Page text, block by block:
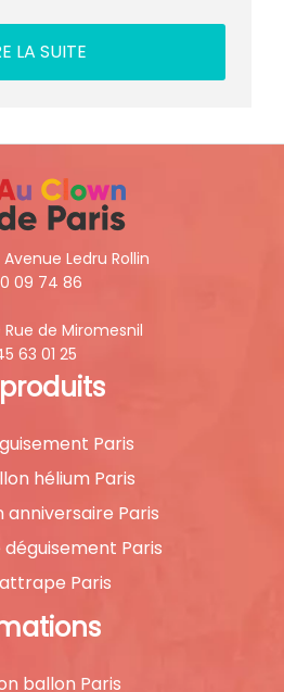
LA SUITE
Avenue Ledru Rollin
09 74 86
Rue de Miromesnil
63 01 25
Paris
hélium Paris
anniversaire Paris
Paris
Paris
ballon Paris